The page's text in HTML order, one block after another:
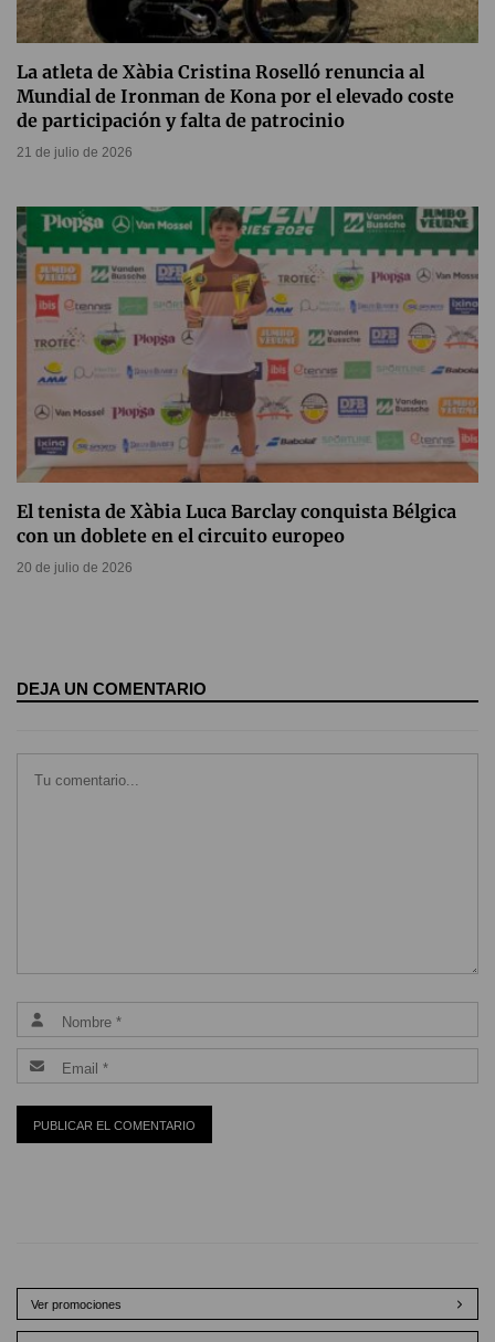
La atleta de Xàbia Cristina Roselló renuncia al
Mundial de Ironman de Kona por el elevado coste
de participación y falta de patrocinio
21 de julio de 2026
El tenista de Xàbia Luca Barclay conquista Bélgica
con un doblete en el circuito europeo
20 de julio de 2026
DEJA UN COMENTARIO
Ver promociones